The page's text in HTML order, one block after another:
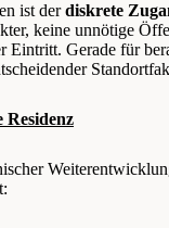
ist derdiskrete
keine unnötige
Eintritt. Gerade für
Residenz